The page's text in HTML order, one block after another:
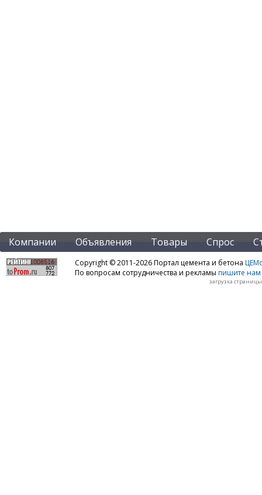
Компании Объявления Товары Спрос
Copyright © 2011-2026 Портал цемента и бетона
По вопросам сотрудничества и рекламы пишите нам
загрузка